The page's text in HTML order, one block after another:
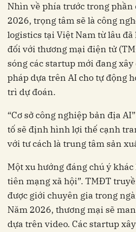
Nhìn về phía trước trong phần
2026, trọng tâm sẽ là công
logistics tại Việt Nam từ lâu đã
đối với thương mại điện tử
sóng các startup mới đang
pháp dựa trên AI cho tự động
trì dự đoán.
“Cơ sở công nghiệp bản địa
tố sẽ định hình lợi thế cạnh
với tư cách là trung tâm sản
Một xu hướng đáng chú ý
tiên mạng xã hội”. TMĐT
được giới chuyên gia trong
Năm 2026, thương mại sẽ
dựa trên video. Các startup